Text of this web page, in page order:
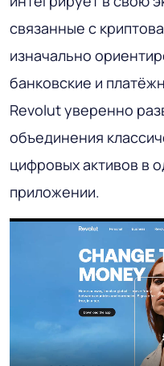
связанные с
изначально
банковские и
Revolut уверенно
объединения
цифровых активов в
приложении.